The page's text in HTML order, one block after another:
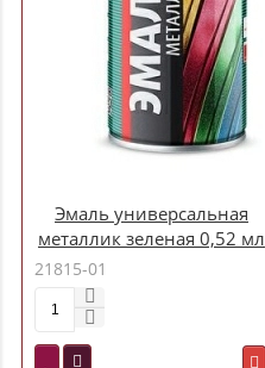
Эмаль универсальная
металлик зеленая 0,52 мл
ТРОЛЬ-АВТО1054
21815-01